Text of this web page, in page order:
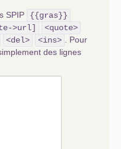
SPIP
{{gras}}
>url]
<quote>
<del> <ins>
. Pour
des lignes